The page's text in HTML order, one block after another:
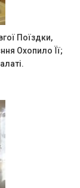
Поїздки,
Охопило Її;